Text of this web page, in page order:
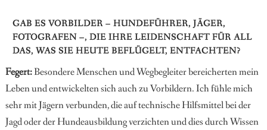
GAB ES VORBILDER – HUNDEFÜHRER, JÄGER,
FOTOGRAFEN –, DIE IHRE LEIDENSCHAFT FÜR ALL
DAS, WAS SIE HEUTE BEFLÜGELT, ENTFACHTEN?
Fegert:Besondere Menschen und Wegbegleiter bereicherten mein
Leben und entwickelten sich auch zu Vorbildern. Ich fühle mich
sehr mit Jägern verbunden, die auf technische Hilfsmittel bei der
Jagd oder der Hundeausbildung verzichten und dies durch Wissen